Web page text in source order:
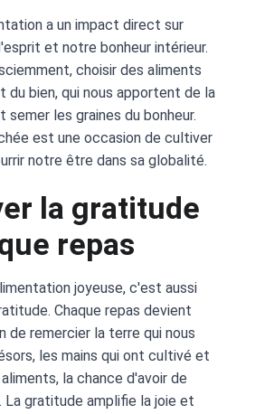
a un impact direct sur
et notre bonheur intérieur.
choisir des aliments
du bien, qui nous apportent de la
les graines du bonheur.
est une occasion de cultiver
notre être dans sa globalité.
la gratitude
repas
joyeuse, c'est aussi
Chaque repas devient
de remercier la terre qui nous
les mains qui ont cultivé et
la chance d'avoir de
La gratitude amplifie la joie et